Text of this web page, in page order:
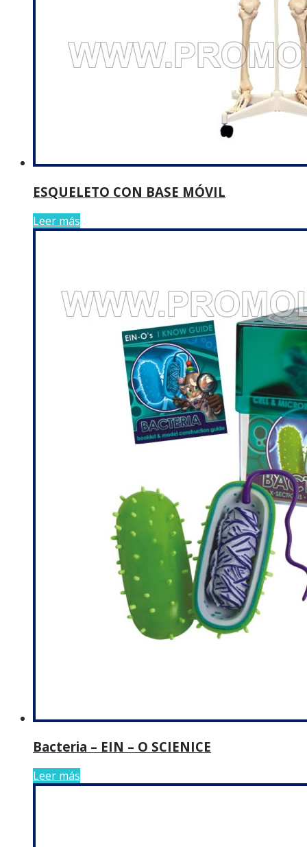
ESQUELETO CON BASE MÓVIL
Leer más
Bacteria – EIN – O SCIENICE
Leer más